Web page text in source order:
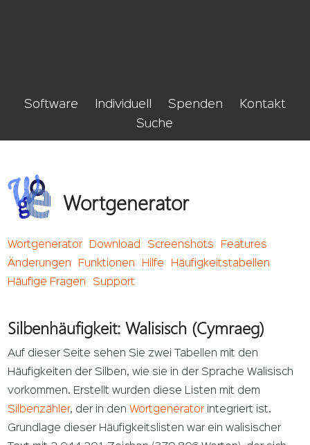
Software Individuell Spenden
Kontakt
Suche
Wortgenerator
Wortgenerator Download Screenshots
Features
Änderungen
Funktionen Hilfe
Häufigkeitstabellen
Häufige Fragen
Support
Silbenhäufigkeit: Walisisch (Cymraeg)
Auf dieser Seite sehen Sie zwei Tabellen mit den
Häufigkeiten der Silben, wie sie in der Sprache Walisisch
vorkommen. Erstellt wurden diese Listen mit dem
Silbenzähler, der in den Wortgenerator integriert ist.
Grundlage dieser Häufigkeitslisten war ein walisischer